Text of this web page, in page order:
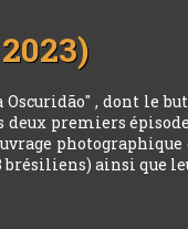
, dont le
premiers
photographique
ainsi que